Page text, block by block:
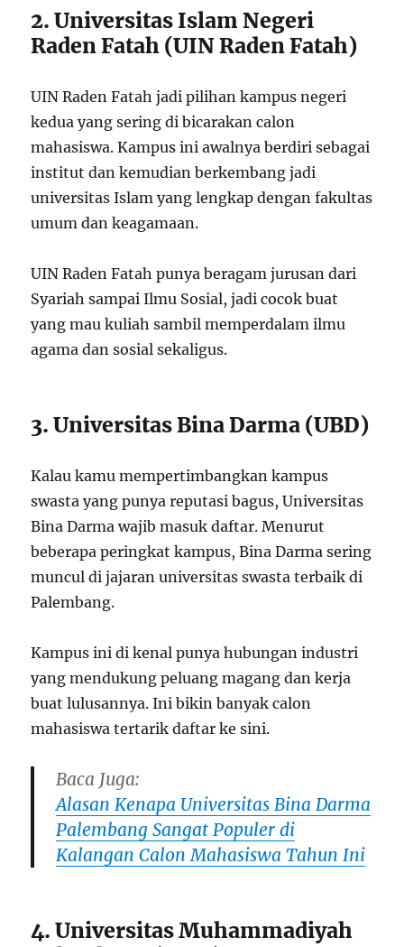
2. Universitas Islam Negeri
Raden Fatah (UIN Raden Fatah)
UIN Raden Fatah jadi pilihan kampus negeri
kedua yang sering di bicarakan calon
mahasiswa. Kampus ini awalnya berdiri sebagai
institut dan kemudian berkembang jadi
universitas Islam yang lengkap dengan fakultas
umum dan keagamaan.
UIN Raden Fatah punya beragam jurusan dari
Syariah sampai Ilmu Sosial, jadi cocok buat
yang mau kuliah sambil memperdalam ilmu
agama dan sosial sekaligus.
3. Universitas Bina Darma (UBD)
Kalau kamu mempertimbangkan kampus
swasta yang punya reputasi bagus, Universitas
Bina Darma wajib masuk daftar. Menurut
beberapa peringkat kampus, Bina Darma sering
muncul di jajaran universitas swasta terbaik di
Palembang.
Kampus ini di kenal punya hubungan industri
yang mendukung peluang magang dan kerja
buat lulusannya. Ini bikin banyak calon
mahasiswa tertarik daftar ke sini.
Baca Juga:
Alasan Kenapa Universitas Bina Darma
Palembang Sangat Populer di
Kalangan Calon Mahasiswa Tahun Ini
4. Universitas Muhammadiyah